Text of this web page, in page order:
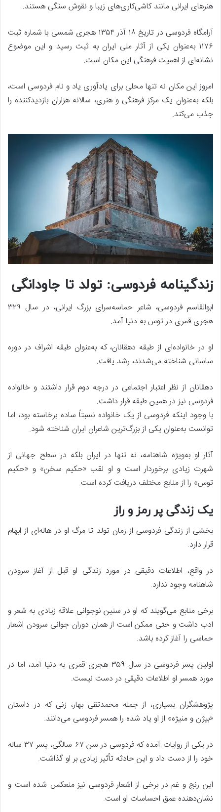
هنرهای ایرانی مانند کاشی‌کاری‌های زیبا و نقوش سنگی هستند.
آرامگاه فردوسی در تاریخ ۱۸ آذر ۱۳۵۴ هجری شمسی با شماره ثبت
۱۱۷۶ به‌عنوان یکی از آثار ملی ایران به ثبت رسید و این موضوع
نشانه‌ای از اهمیت فرهنگی این مکان است.
امروز این مکان نه تنها محلی برای یادآوری یاد و نام فردوسی است،
بلکه به‌عنوان یک مرکز فرهنگی و هنری، سالانه هزاران بازدیدکننده را
جذب می‌کند.
زندگینامه فردوسی: تولد تا جاودانگی
ابوالقاسم فردوسی، شاعر حماسه‌سرای بزرگ ایرانی، در سال ۳۲۹
هجری قمری در توس به دنیا آمد.
او در خانواده‌ای از طبقه دهقانان، که به‌عنوان طبقه‌ اشراف در دوره
ساسانی شناخته می‌شدند، رشد یافت.
دهقانان از نظر اعتبار اجتماعی در درجه دوم قرار داشتند و خانواده
فردوسی نیز در همین طبقه قرار داشت.
با وجود اینکه فردوسی از یک خانواده نسبتاً ساده برخاسته بود، اما
توانست به‌عنوان یکی از بزرگ‌ترین شاعران ایران شناخته شود.
آثار او به‌ویژه شاهنامه، نه تنها در ایران بلکه در سطح جهانی از
شهرت زیادی برخوردار است و او لقب «حکیم سخن» و «حکیم
توس» را از منابع مختلف دریافت کرده است.
یک زندگی پر رمز و راز
بخشی از زندگی فردوسی از زمان تولد تا مرگ او در هاله‌ای از ابهام
قرار دارد.
در واقع، اطلاعات دقیقی در مورد زندگی او قبل از آغاز سرودن
شاهنامه وجود ندارد.
برخی منابع می‌گویند که او در سنین نوجوانی علاقه زیادی به شعر و
ادب داشت و حتی ممکن است از همان دوران جوانی سرودن اشعار
حماسی را آغاز کرده باشد.
اولین پسر فردوسی در سال ۳۵۹ هجری قمری به دنیا آمد، اما در
مورد همسر او اطلاعات دقیقی در دست نیست.
پژوهشگران بسیاری، از جمله محمدتقی بهار، زنی که در داستان
«بیژن و منیژه» از او یاد شده را همسر فردوسی می‌دانند.
در یکی از روایات آمده که فردوسی در سن ۶۷ سالگی، پسر ۳۷ ساله
خود را از دست داد و این حادثه تأثیر زیادی بر او گذاشت.
این رنج و غم در برخی از اشعار فردوسی نیز منعکس شده است و
نشان‌دهنده عمق احساسات او است.